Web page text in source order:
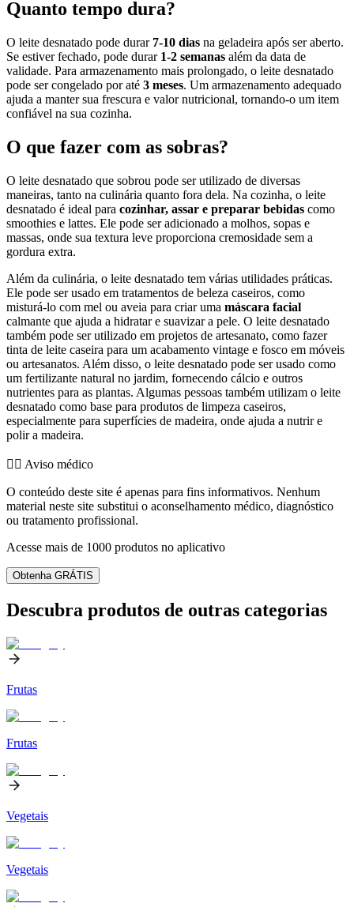
Quanto tempo dura?
O leite desnatado pode durar 7-10 dias na geladeira após ser aberto.
Se estiver fechado, pode durar 1-2 semanas além da data de
validade. Para armazenamento mais prolongado, o leite desnatado
pode ser congelado por até 3 meses. Um armazenamento adequado
ajuda a manter sua frescura e valor nutricional, tornando-o um item
confiável na sua cozinha.
O que fazer com as sobras?
O leite desnatado que sobrou pode ser utilizado de diversas
maneiras, tanto na culinária quanto fora dela. Na cozinha, o leite
desnatado é ideal para cozinhar, assar e preparar bebidas como
smoothies e lattes. Ele pode ser adicionado a molhos, sopas e
massas, onde sua textura leve proporciona cremosidade sem a
gordura extra.
Além da culinária, o leite desnatado tem várias utilidades práticas.
Ele pode ser usado em tratamentos de beleza caseiros, como
misturá-lo com mel ou aveia para criar uma máscara facial
calmante que ajuda a hidratar e suavizar a pele. O leite desnatado
também pode ser utilizado em projetos de artesanato, como fazer
tinta de leite caseira para um acabamento vintage e fosco em móveis
ou artesanatos. Além disso, o leite desnatado pode ser usado como
um fertilizante natural no jardim, fornecendo cálcio e outros
nutrientes para as plantas. Algumas pessoas também utilizam o leite
desnatado como base para produtos de limpeza caseiros,
especialmente para superfícies de madeira, onde ajuda a nutrir e
polir a madeira.
👨‍⚕️️ Aviso médico
O conteúdo deste site é apenas para fins informativos. Nenhum
material neste site substitui o aconselhamento médico, diagnóstico
ou tratamento profissional.
Acesse mais de 1000 produtos no aplicativo
Obtenha GRÁTIS
Descubra produtos de outras categorias
Frutas
Frutas
Vegetais
Vegetais